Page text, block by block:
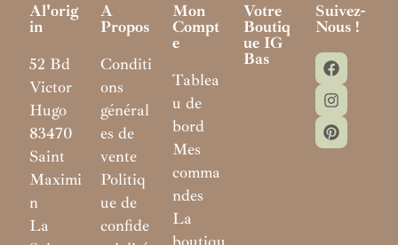
Al'orig
In
52 Bd
Victor
Hugo
83470
Saint
Maximi
n
La
A
Propos
Conditi
ons
général
es de
vente
Politiq
ue de
confide
Mon
Compt
E
Tablea
u de
bord
Mes
comma
ndes
La
Votre
Boutiq
Ue IG
Bas
Suivez-
Nous !